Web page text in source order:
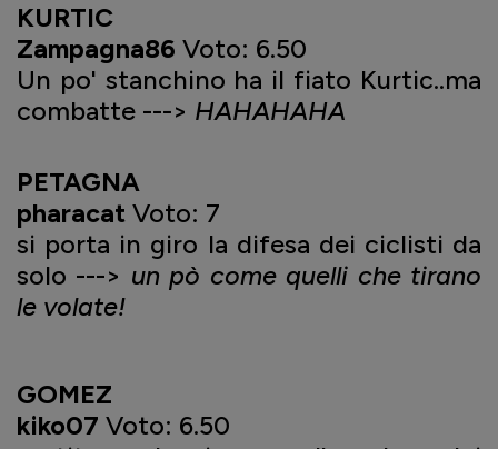
KURTIC
Zampagna86 Voto: 6.50
Un po' stanchino ha il fiato Kurtic..ma
combatte ---> HAHAHAHA
PETAGNA
pharacat Voto: 7
si porta in giro la difesa dei ciclisti da
solo ---> un pò come quelli che tirano
le volate!
GOMEZ
kiko07 Voto: 6.50